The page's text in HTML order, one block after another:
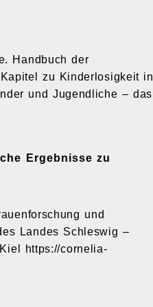
Handbuch der
zu Kinderlosigkeit in
und Jugendliche – das
Ergebnisse zu
und
Landes Schleswig –
https://cornelia-